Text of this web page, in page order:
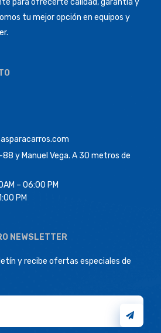
para ofrecerte calidad, garantía y
tu mejor opción en equipos y
y Manuel Vega. A 30 metros de
– 06:00 PM
PM
NEWSLETTER
y recibe ofertas especiales de